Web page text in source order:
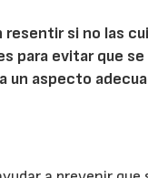
si no las
para evitar que
un aspecto